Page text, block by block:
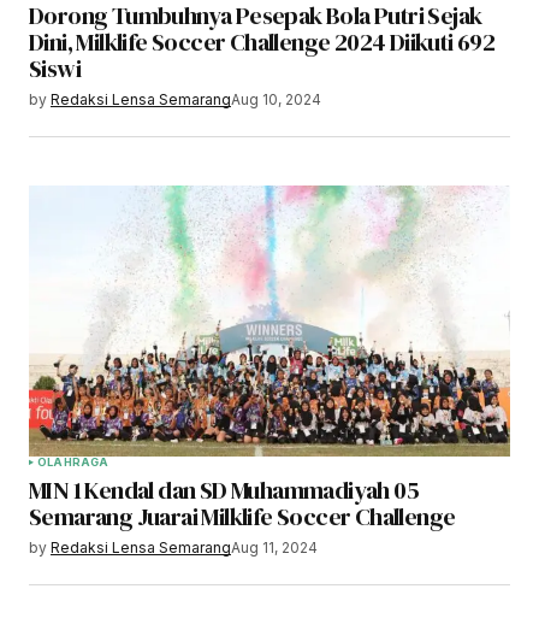
Dorong Tumbuhnya Pesepak Bola Putri Sejak
Dini, Milklife Soccer Challenge 2024 Diikuti 692
Siswi
by Redaksi Lensa SemarangAug 10, 2024
OLAHRAGA
MIN 1 Kendal dan SD Muhammadiyah 05
Semarang Juarai Milklife Soccer Challenge
by Redaksi Lensa SemarangAug 11, 2024